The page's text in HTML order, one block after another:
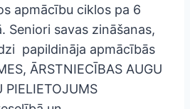
apmācību ciklos pa 6
Seniori savas zināšanas,
papildināja apmācībās
ĀRSTNIECĪBAS AUGU
PIELIETOJUMS